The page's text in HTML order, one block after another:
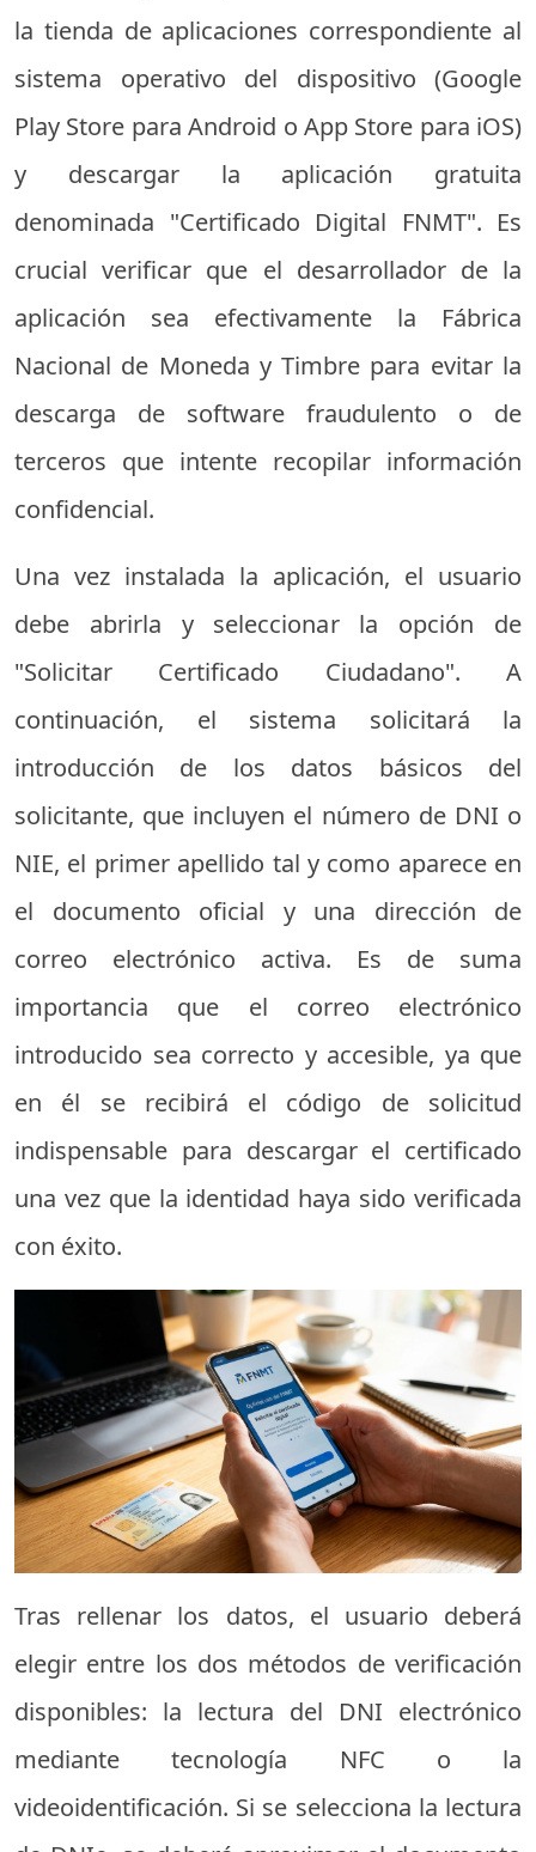
la tienda de aplicaciones correspondiente al
sistema operativo del dispositivo (Google
Play Store para Android o App Store para iOS)
y descargar la aplicación gratuita
denominada "Certificado Digital FNMT". Es
crucial verificar que el desarrollador de la
aplicación sea efectivamente la Fábrica
Nacional de Moneda y Timbre para evitar la
descarga de software fraudulento o de
terceros que intente recopilar información
confidencial.
Una vez instalada la aplicación, el usuario
debe abrirla y seleccionar la opción de
"Solicitar Certificado Ciudadano". A
continuación, el sistema solicitará la
introducción de los datos básicos del
solicitante, que incluyen el número de DNI o
NIE, el primer apellido tal y como aparece en
el documento oficial y una dirección de
correo electrónico activa. Es de suma
importancia que el correo electrónico
introducido sea correcto y accesible, ya que
en él se recibirá el código de solicitud
indispensable para descargar el certificado
una vez que la identidad haya sido verificada
con éxito.
Tras rellenar los datos, el usuario deberá
elegir entre los dos métodos de verificación
disponibles: la lectura del DNI electrónico
mediante tecnología NFC o la
videoidentificación. Si se selecciona la lectura